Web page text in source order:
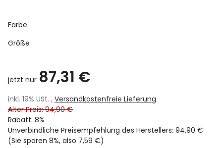
Farbe
Größe
jetzt nur 87,31 €
inkl. 19% USt. , Versandkostenfreie Lieferung
Alter Preis: 94,90 €
Rabatt: 8%
Unverbindliche Preisempfehlung des Herstellers: 94,90 €
(Sie sparen 8%, also 7,59 €)